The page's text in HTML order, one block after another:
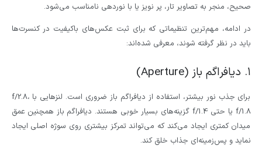
صحیح، منجر به تصاویر تار، پر نویز یا با نوردهی نامناسب می‌شود.
در ادامه، مهم‌ترین تنظیماتی که برای ثبت عکس‌های باکیفیت در کنسرت‌ها
باید در نظر گرفته شوند، معرفی شده‌اند:
۱. دیافراگم باز (Aperture)
برای جذب نور بیشتر، استفاده از دیافراگم باز ضروری است. لنزهایی با f/2.8،
f/1.8 یا حتی f/1.4 گزینه‌های بسیار خوبی هستند. دیافراگم باز همچنین عمق
میدان کمتری ایجاد می‌کند که می‌تواند تمرکز بیشتری روی سوژه اصلی ایجاد
نماید و پس‌زمینه‌ای جذاب خلق کند.